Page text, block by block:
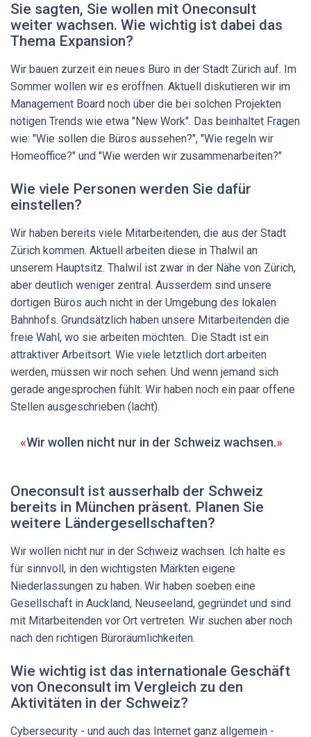
Sie sagten, Sie wollen mit Oneconsult
weiter wachsen. Wie wichtig ist dabei das
Thema Expansion?
Wir bauen zurzeit ein neues Büro in der Stadt Zürich auf. Im
Sommer wollen wir es eröffnen. Aktuell diskutieren wir im
Management Board noch über die bei solchen Projekten
nötigen Trends wie etwa "New Work". Das beinhaltet Fragen
wie: "Wie sollen die Büros aussehen?", "Wie regeln wir
Homeoffice?" und "Wie werden wir zusammenarbeiten?"
Wie viele Personen werden Sie dafür
einstellen?
Wir haben bereits viele Mitarbeitenden, die aus der Stadt
Zürich kommen. Aktuell arbeiten diese in Thalwil an
unserem Hauptsitz. Thalwil ist zwar in der Nähe von Zürich,
aber deutlich weniger zentral. Ausserdem sind unsere
dortigen Büros auch nicht in der Umgebung des lokalen
Bahnhofs. Grundsätzlich haben unsere Mitarbeitenden die
freie Wahl, wo sie arbeiten möchten.. Die Stadt ist ein
attraktiver Arbeitsort. Wie viele letztlich dort arbeiten
werden, müssen wir noch sehen. Und wenn jemand sich
gerade angesprochen fühlt: Wir haben noch ein paar offene
Stellen ausgeschrieben (lacht).
Wir wollen nicht nur in der Schweiz wachsen.
Oneconsult ist ausserhalb der Schweiz
bereits in München präsent. Planen Sie
weitere Länder­gesellschaften?
Wir wollen nicht nur in der Schweiz wachsen. Ich halte es
für sinnvoll, in den wichtigsten Märkten eigene
Niederlassungen zu haben. Wir haben soeben eine
Gesellschaft in Auckland, Neuseeland, gegründet und sind
mit Mitarbeitenden vor Ort vertreten. Wir suchen aber noch
nach den richtigen Büroräumlichkeiten.
Wie wichtig ist das internationale Geschäft
von Oneconsult im Vergleich zu den
Aktivitäten in der Schweiz?
Cybersecurity - und auch das Internet ganz allgemein -